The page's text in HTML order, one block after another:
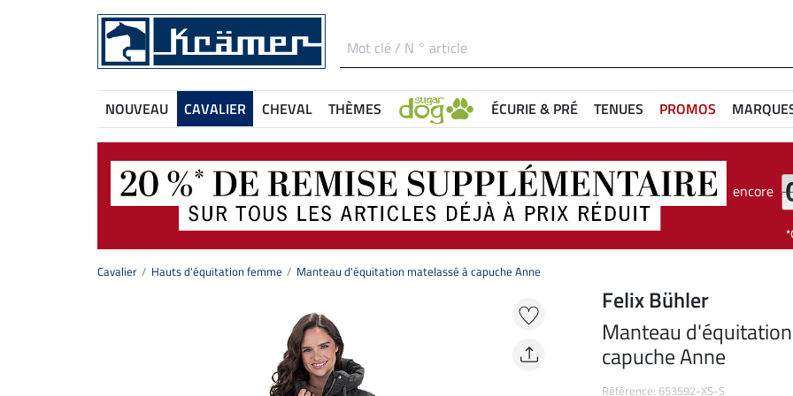
NOUVEAU CAVALIER CHEVAL THÈMES ÉCURIE & PRÉ TENUES PROMOS
encore
Cavalier Hauts d'équitation femme Manteau d'équitation matelassé à capuche Anne
Felix Bühler
Manteau
capuche Anne
Référence: 653592-XS-S